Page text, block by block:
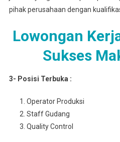
pihak perusahaan dengan
Lowongan
Sukses
3- Posisi Terbuka :
Operator Produksi
Staff Gudang
Quality Control